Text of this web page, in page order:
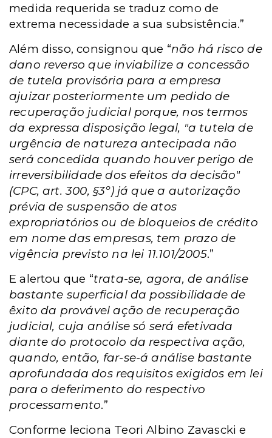
medida requerida se traduz como de
extrema necessidade a sua subsistência.”
Além disso, consignou que “não há risco de
dano reverso que inviabilize a concessão
de tutela provisória para a empresa
ajuizar posteriormente um pedido de
recuperação judicial porque, nos termos
da expressa disposição legal, "a tutela de
urgência de natureza antecipada não
será concedida quando houver perigo de
irreversibilidade dos efeitos da decisão"
(CPC, art. 300, §3º) já que a autorização
prévia de suspensão de atos
expropriatórios ou de bloqueios de crédito
em nome das empresas, tem prazo de
vigência previsto na lei 11.101/2005.”
E alertou que “trata-se, agora, de análise
bastante superficial da possibilidade de
êxito da provável ação de recuperação
judicial, cuja análise só será efetivada
diante do protocolo da respectiva ação,
quando, então, far-se-á análise bastante
aprofundada dos requisitos exigidos em lei
para o deferimento do respectivo
processamento.”
Conforme leciona Teori Albino Zavascki e